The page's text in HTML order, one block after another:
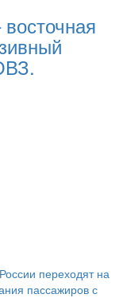
переходят на
пассажиров с